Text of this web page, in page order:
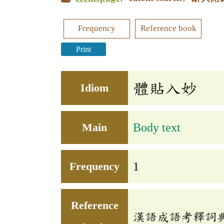
Frequency Reference book
Print
Idiom 體貼入妙
Main Body text
Frequency 1
Reference
漢語成語考釋詞